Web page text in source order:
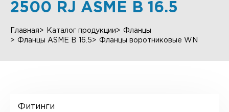
2500 RJ ASME B 16.5
Главная Каталог продукции
Фланцы
Фланцы ASME B 16.5
Фланцы воротниковые WN
Фитинги